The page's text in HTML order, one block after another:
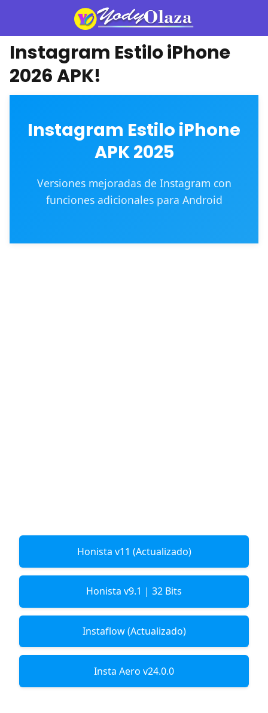
Instagram Estilo iPhone
2026 APK!
Instagram Estilo iPhone
APK 2025
Versiones mejoradas de Instagram con
funciones adicionales para Android
Honista v11 (Actualizado)
Honista v9.1 | 32 Bits
Instaflow (Actualizado)
Insta Aero v24.0.0